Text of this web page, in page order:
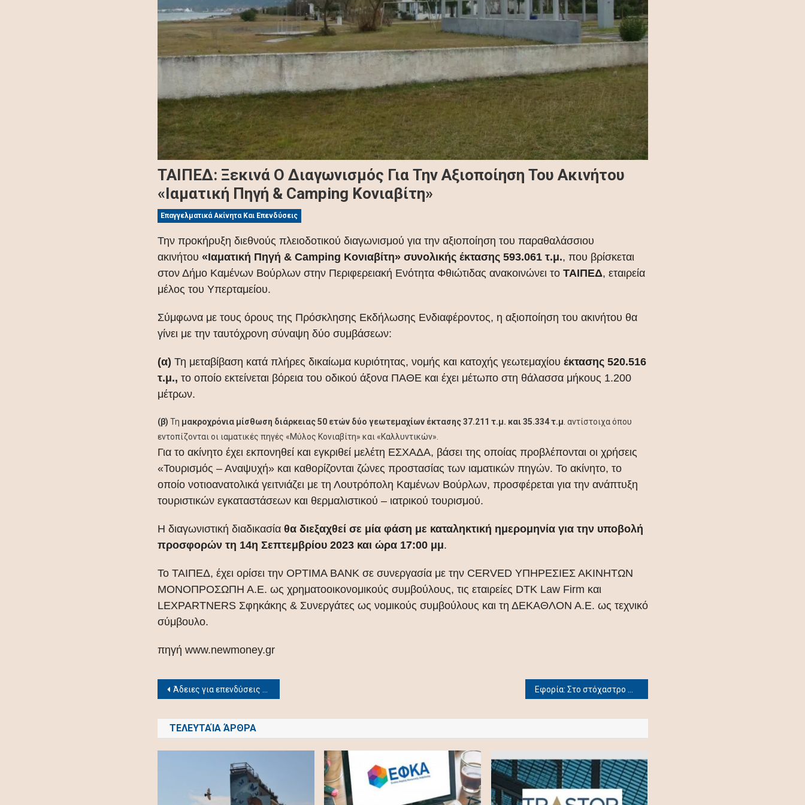
ΤΑΙΠΕΔ: Ξεκινά Ο Διαγωνισμός Για Την Αξιοποίηση Του Ακινήτου
«Ιαματική Πηγή & Camping Κονιαβίτη»
Επαγγελματικά Ακίνητα Και Επενδύσεις
Την προκήρυξη διεθνούς πλειοδοτικού διαγωνισμού για την αξιοποίηση του παραθαλάσσιου
ακινήτου «Ιαματική Πηγή & Camping Κονιαβίτη» συνολικής έκτασης 593.061 τ.μ., που βρίσκεται
στον Δήμο Καμένων Βούρλων στην Περιφερειακή Ενότητα Φθιώτιδας ανακοινώνει το ΤΑΙΠΕΔ, εταιρεία
μέλος του Υπερταμείου.
Σύμφωνα με τους όρους της Πρόσκλησης Εκδήλωσης Ενδιαφέροντος, η αξιοποίηση του ακινήτου θα
γίνει με την ταυτόχρονη σύναψη δύο συμβάσεων:
(α) Τη μεταβίβαση κατά πλήρες δικαίωμα κυριότητας, νομής και κατοχής γεωτεμαχίου έκτασης 520.516
τ.μ., το οποίο εκτείνεται βόρεια του οδικού άξονα ΠΑΘΕ και έχει μέτωπο στη θάλασσα μήκους 1.200
μέτρων.
(β) Τη μακροχρόνια μίσθωση διάρκειας 50 ετών δύο γεωτεμαχίων έκτασης 37.211 τ.μ. και 35.334 τ.μ . αντίστοιχα όπου
εντοπίζονται οι ιαματικές πηγές «Μύλος Κονιαβίτη» και «Καλλυντικών».
Για το ακίνητο έχει εκπονηθεί και εγκριθεί μελέτη ΕΣΧΑΔΑ, βάσει της οποίας προβλέπονται οι χρήσεις
«Τουρισμός – Αναψυχή» και καθορίζονται ζώνες προστασίας των ιαματικών πηγών. Το ακίνητο, το
οποίο νοτιοανατολικά γειτνιάζει με τη Λουτρόπολη Καμένων Βούρλων, προσφέρεται για την ανάπτυξη
τουριστικών εγκαταστάσεων και θερμαλιστικού – ιατρικού τουρισμού.
Η διαγωνιστική διαδικασία θα διεξαχθεί σε μία φάση με καταληκτική ημερομηνία για την υποβολή
προσφορών τη 14η Σεπτεμβρίου 2023 και ώρα 17:00 μμ.
Το ΤΑΙΠΕΔ, έχει ορίσει την OPTIMA BANK σε συνεργασία με την CERVED ΥΠΗΡΕΣΙΕΣ ΑΚΙΝΗΤΩΝ
ΜΟΝΟΠΡΟΣΩΠΗ Α.Ε. ως χρηματοοικονομικούς συμβούλους, τις εταιρείες DTK Law Firm και
LEXPARTNERS Σφηκάκης & Συνεργάτες ως νομικούς συμβούλους και τη ΔΕΚΑΘΛΟΝ Α.Ε. ως τεχνικό
σύμβουλο.
πηγή www.newmoney.gr
Post
navigation
Άδειες για επενδύσεις σε 2 ξενοδοχεία σε Κω και Αιγιαλεία
ΤΕΛΕΥΤΑΊΑ ΆΡΘΡΑ